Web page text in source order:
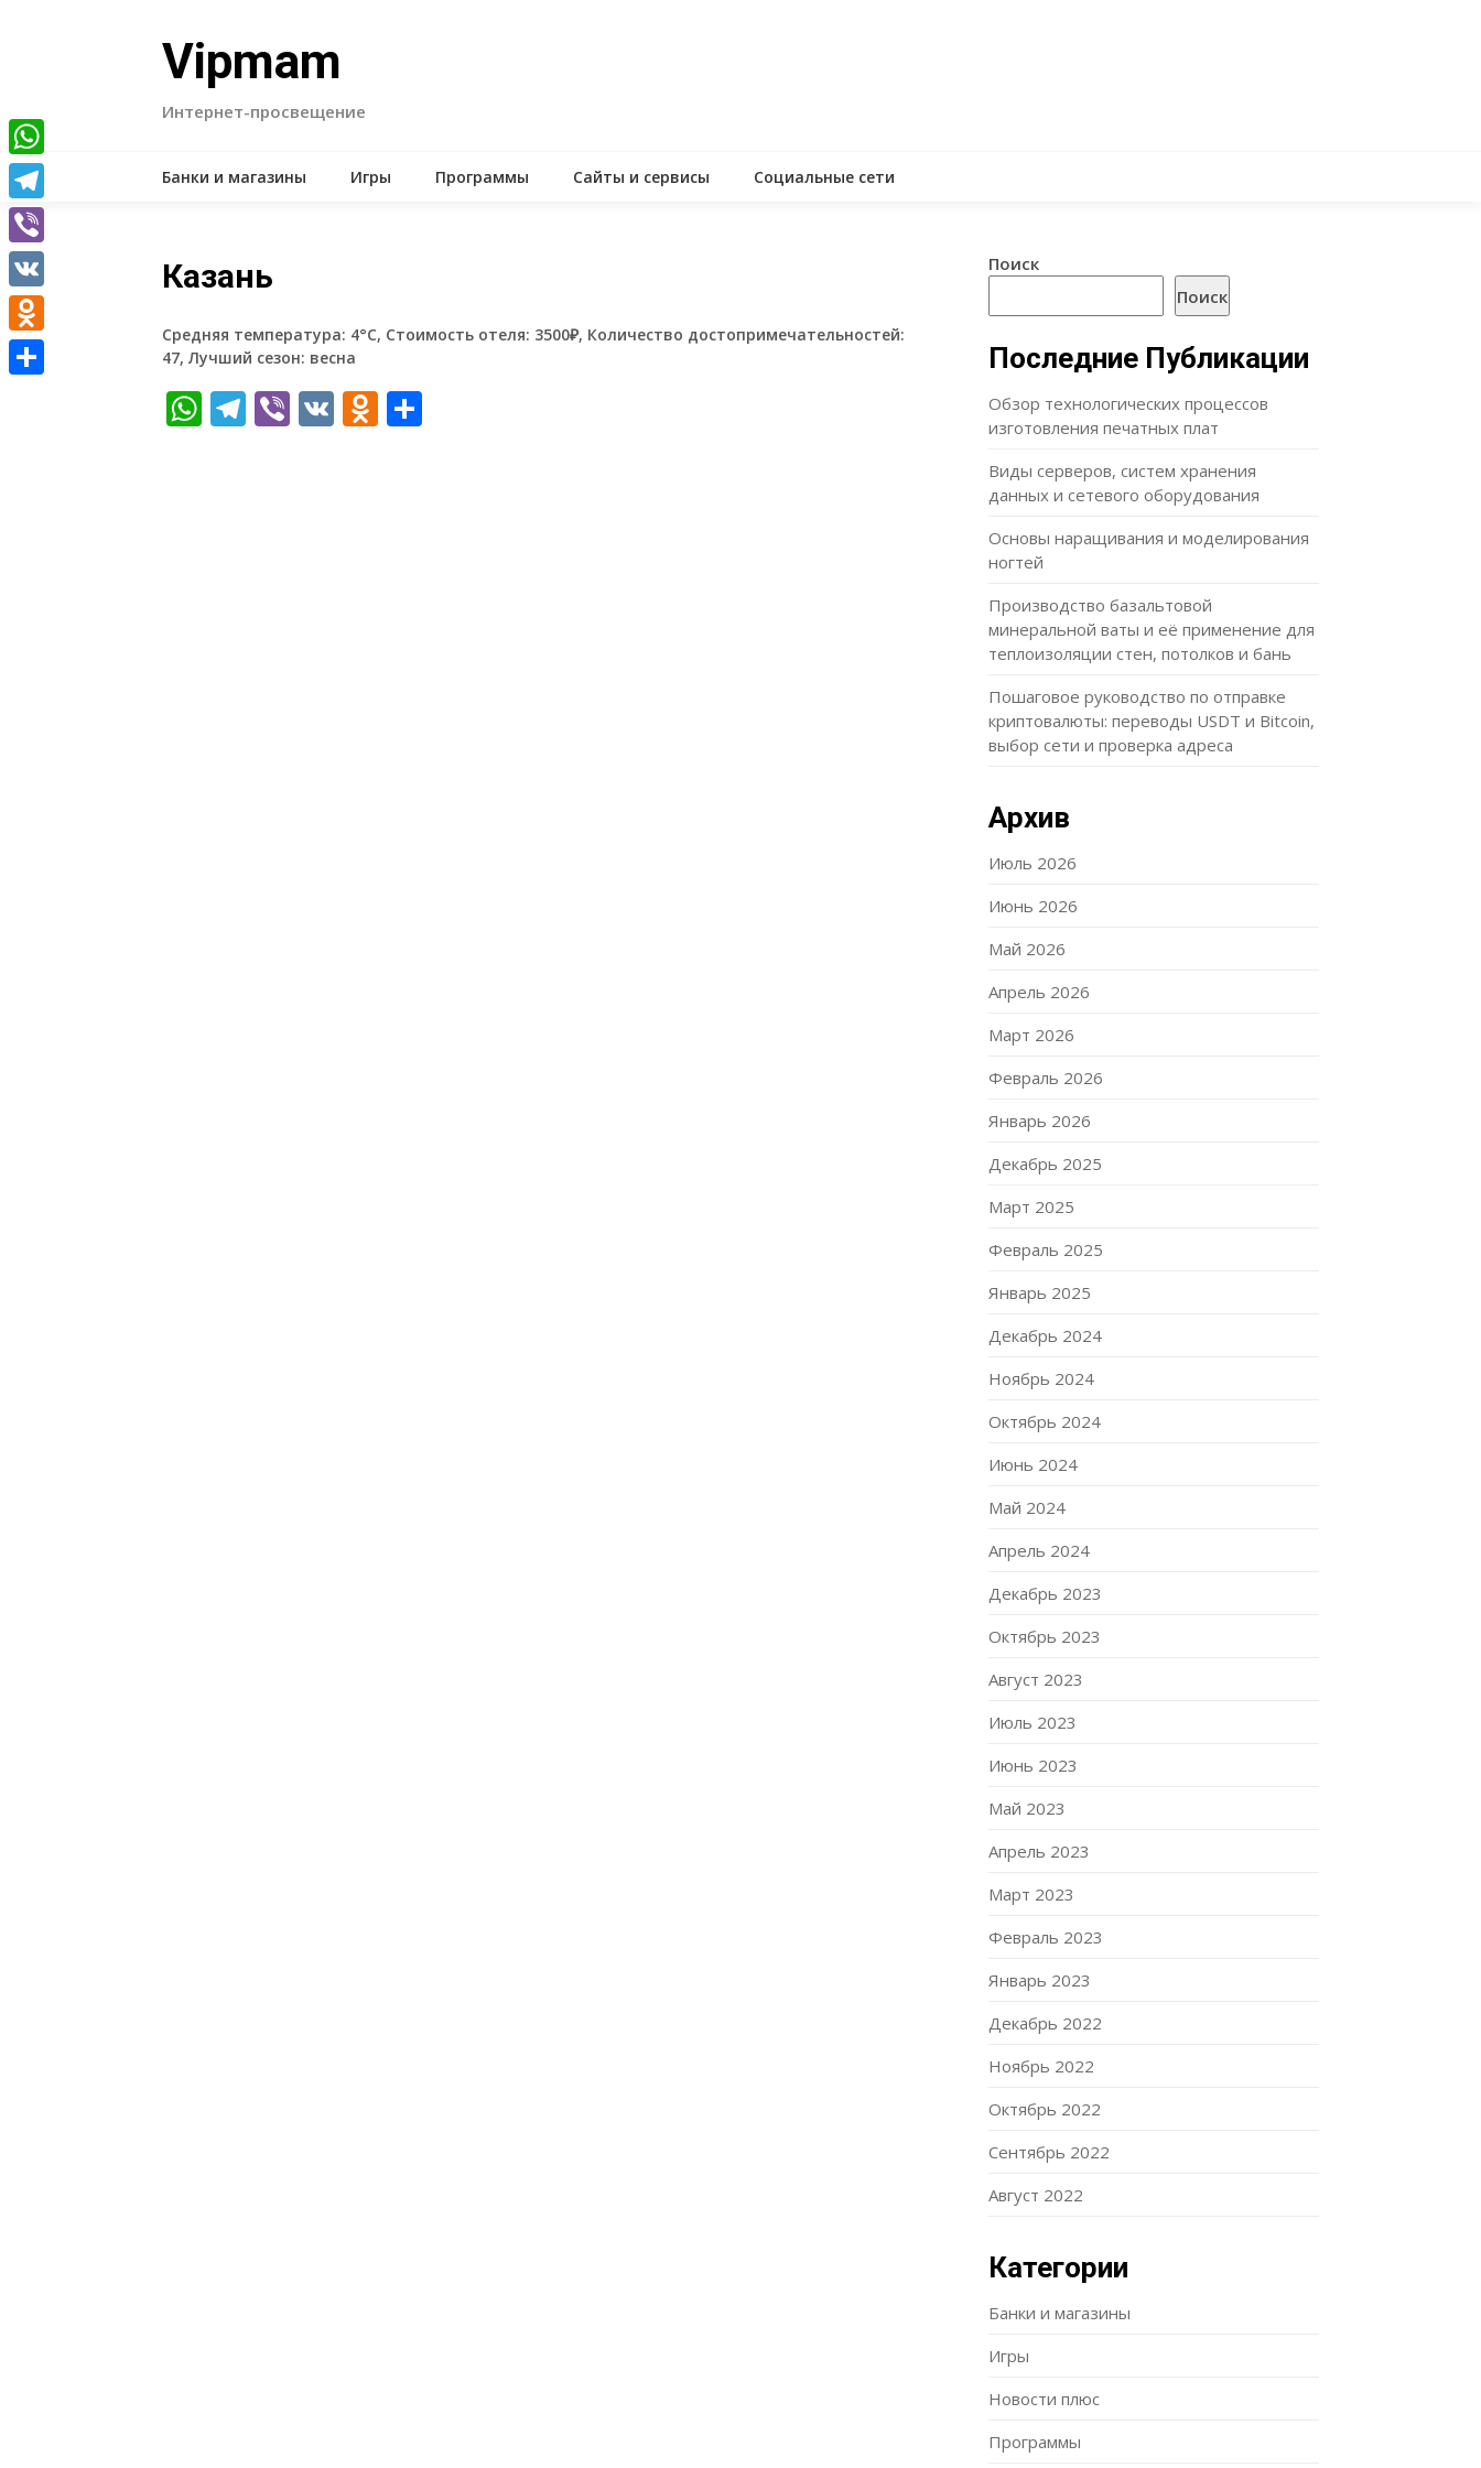
Vipmam
Интернет-просвещение
Банки и магазины Игры Программы Сайты и сервисы Социальные сети
Казань
Средняя температура: 4°C, Стоимость отеля: 3500₽, Количество достопримечательностей:
47, Лучший сезон: весна
WhatsApp
Telegram
Viber
VKOdnoklassniki
Поиск
Поиск
Последние Публикации
Обзор технологических процессов
изготовления печатных плат
Виды серверов, систем хранения
данных и сетевого оборудования
Основы наращивания и моделирования
ногтей
Производство базальтовой
минеральной ваты и её применение для
теплоизоляции стен, потолков и бань
Пошаговое руководство по отправке
криптовалюты: переводы USDT и Bitcoin,
выбор сети и проверка адреса
Архив
Июль 2026
Июнь 2026
Май 2026
Апрель 2026
Март 2026
Февраль 2026
Январь 2026
Декабрь 2025
Март 2025
Февраль 2025
Январь 2025
Декабрь 2024
Ноябрь 2024
Октябрь 2024
Июнь 2024
Май 2024
Апрель 2024
Декабрь 2023
Октябрь 2023
Август 2023
Июль 2023
Июнь 2023
Май 2023
Апрель 2023
Март 2023
Февраль 2023
Январь 2023
Декабрь 2022
Ноябрь 2022
Октябрь 2022
Сентябрь 2022
Август 2022
Категории
Банки и магазины
Игры
Новости плюс
Программы
WhatsApp
Telegram
Viber
VK
Odnoklassniki